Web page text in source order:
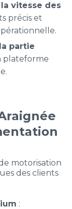
vitesse des
précis et
partie
plateforme
motorisation
des clients
: